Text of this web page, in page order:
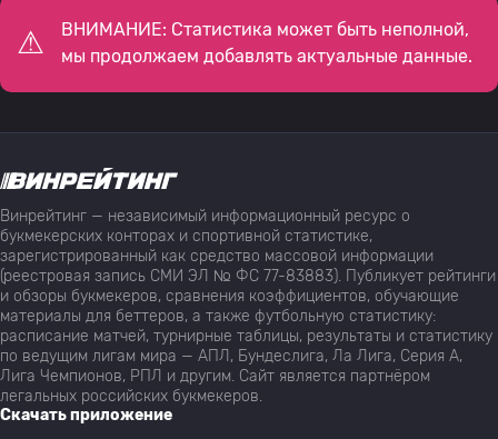
ВНИМАНИЕ: Статистика может быть неполной,
мы продолжаем добавлять актуальные данные.
Винрейтинг — независимый информационный ресурс о
букмекерских конторах и спортивной статистике,
зарегистрированный как средство массовой информации
(реестровая запись СМИ ЭЛ № ФС 77-83883). Публикует рейтинги
и обзоры букмекеров, сравнения коэффициентов, обучающие
материалы для беттеров, а также футбольную статистику:
расписание матчей, турнирные таблицы, результаты и статистику
по ведущим лигам мира — АПЛ, Бундеслига, Ла Лига, Серия А,
Лига Чемпионов, РПЛ и другим. Сайт является партнёром
легальных российских букмекеров.
Скачать приложение